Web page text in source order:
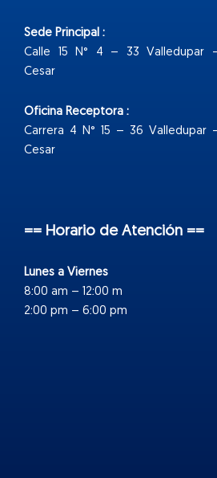
Sede Principal :
Calle 15 N° 4 – 33 Valledupar
Cesar
Oficina Receptora :
Carrera 4 N° 15 – 36 Valledupar
Cesar
== Horario de Atención ==
Lunes a Viernes
8:00 am – 12:00 m
2:00 pm – 6:00 pm